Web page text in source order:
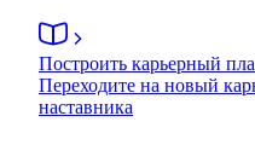
Построить карьерный
Переходите на новый
наставника